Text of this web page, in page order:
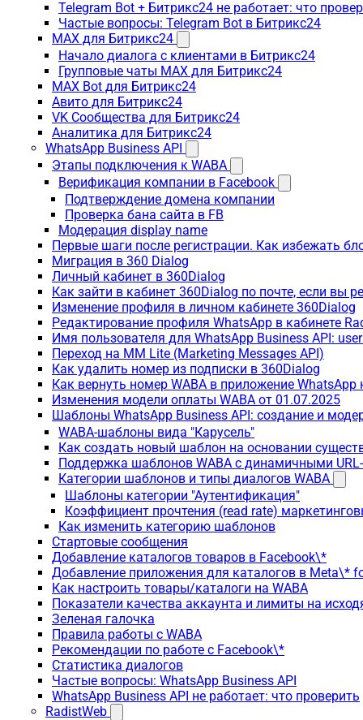
Telegram Bot + Битрикс24 не работает: что
Частые вопросы: Telegram Bot в Битрикс24
MAX для Битрикс24
Начало диалога с клиентами в Битрикс24
Групповые чаты MAX для Битрикс24
MAX Bot для Битрикс24
Авито для Битрикс24
VK Сообщества для Битрикс24
Аналитика для Битрикс24
WhatsApp Business API
Этапы подключения к WABA
Верификация компании в Facebook
Подтверждение домена компании
Проверка бана сайта в FB
Модерация display name
Первые шаги после регистрации. Как избежать
Миграция в 360 Dialog
Личный кабинет в 360Dialog
Как зайти в кабинет 360Dialog по почте, если вы
Изменение профиля в личном кабинете 360Dialog
Редактирование профиля WhatsApp в кабинете
Имя пользователя для WhatsApp Business API:
Переход на MM Lite (Marketing Messages API)
Как удалить номер из подписки в 360Dialog
Как вернуть номер WABA в приложение WhatsApp
Изменения модели оплаты WABA от 01.07.2025
Шаблоны WhatsApp Business API: создание и
WABA-шаблоны вида "Карусель"
Как создать новый шаблон на основании
Поддержка шаблонов WABA с динамичными
Категории шаблонов и типы диалогов WABA
Шаблоны категории "Аутентификация"
Коэффициент прочтения (read rate)
Как изменить категорию шаблонов
Стартовые сообщения
Добавление каталогов товаров в Facebook\*
Добавление приложения для каталогов в Meta\*
Как настроить товары/каталоги на WABA
Показатели качества аккаунта и лимиты на
Зеленая галочка
Правила работы с WABA
Рекомендации по работе с Facebook\*
Статистика диалогов
Частые вопросы: WhatsApp Business API
WhatsApp Business API не работает: что проверить
RadistWeb